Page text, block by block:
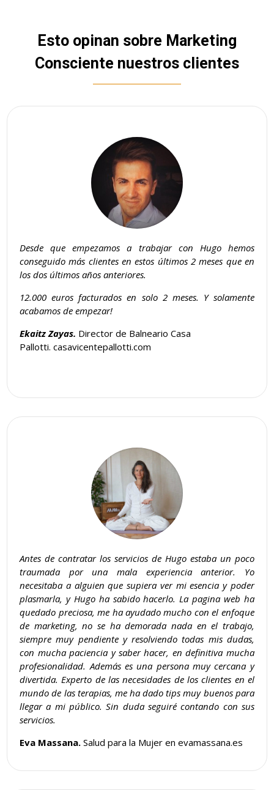
Esto opinan sobre Marketing
Consciente nuestros clientes
Desde que empezamos a trabajar con Hugo hemos
conseguido más clientes en estos últimos 2 meses que en
los dos últimos años anteriores.
12.000 euros facturados en solo 2 meses. Y solamente
acabamos de empezar!
Ekaitz Zayas. Director de Balneario Casa
Pallotti. casavicentepallotti.com
Antes de contratar los servicios de Hugo estaba un poco
traumada por una mala experiencia anterior. Yo
necesitaba a alguien que supiera ver mi esencia y poder
plasmarla, y Hugo ha sabido hacerlo. La pagina web ha
quedado preciosa, me ha ayudado mucho con el enfoque
de marketing, no se ha demorada nada en el trabajo,
siempre muy pendiente y resolviendo todas mis dudas,
con mucha paciencia y saber hacer, en definitiva mucha
profesionalidad. Además es una persona muy cercana y
divertida. Experto de las necesidades de los clientes en el
mundo de las terapias, me ha dado tips muy buenos para
llegar a mi público. Sin duda seguiré contando con sus
servicios.
Eva Massana.Salud para la Mujer en evamassana.es